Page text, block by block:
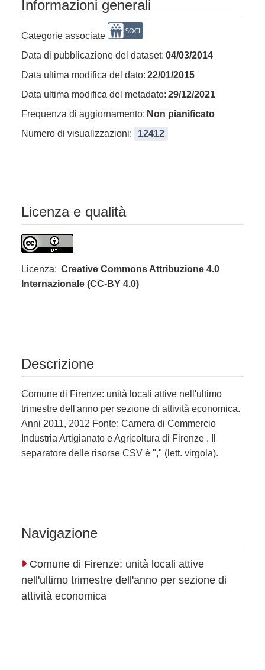
Informazioni generali
Categorie associate
Data di pubblicazione del dataset: 04/03/2014
Data ultima modifica del dato: 22/01/2015
Data ultima modifica del metadato: 29/12/2021
Frequenza di aggiornamento: Non pianificato
Numero di visualizzazioni:
12412
Licenza e qualità
Licenza: Creative Commons Attribuzione 4.0
Internazionale (CC-BY 4.0)
Descrizione
Comune di Firenze: unità locali attive nell'ultimo
trimestre dell'anno per sezione di attività economica.
Anni 2011, 2012 Fonte: Camera di Commercio
Industria Artigianato e Agricoltura di Firenze . Il
separatore delle risorse CSV è "," (lett. virgola).
Navigazione
Comune di Firenze: unità locali attive
nell'ultimo trimestre dell'anno per sezione di
attività economica